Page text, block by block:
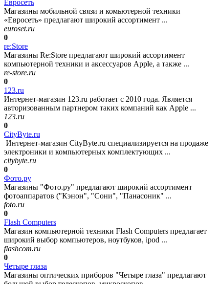
Евросеть
Магазины мобильной связи и комьютерной техники
«Евросеть» предлагают широкий ассортимент ...
euroset.ru
0
re:Store
Магазины Re:Store предлагают широкий ассортимент
компьютерной техники и аксессуаров Apple, а также ...
re-store.ru
0
123.ru
Интернет-магазин 123.ru работает с 2010 года. Является
авторизованным партнером таких компаний как Apple ...
123.ru
0
CityByte.ru
Интернет-магазин CityByte.ru специализируется на продаже
электроники и компьютерных комплектующих ...
citybyte.ru
0
Фото.ру
Магазины "Фото.ру" предлагают широкий ассортимент
фотоаппаратов ("Кэнон", "Сони", "Панасоник" ...
foto.ru
0
Flash Computers
Магазин компьютерной техники Flash Computers предлагает
широкий выбор компьютеров, ноутбуков, ipod ...
flashcom.ru
0
Четыре глаза
Магазины оптических приборов "Четыре глаза" предлагают